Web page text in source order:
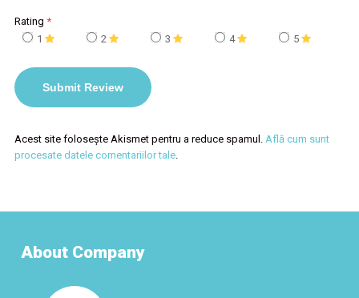
Rating *
1
2 3 4 5
Acest site folosește Akismet pentru a reduce spamul. Află cum sunt
procesate datele comentariilor tale.
About Company